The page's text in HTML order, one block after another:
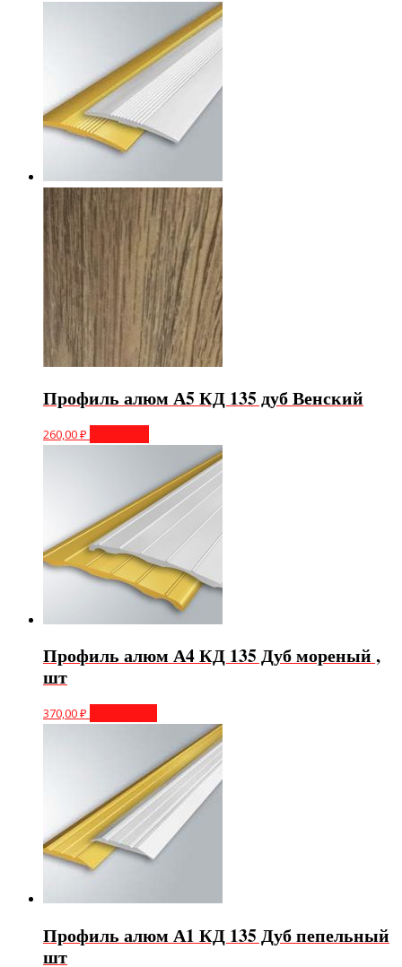
Профиль алюм А5 КД 135 дуб Венский
260,00₽
Профиль алюм А4 КД 135 Дуб мореный ,
шт
370,00₽
Профиль алюм А1 КД 135 Дуб пепельный
шт